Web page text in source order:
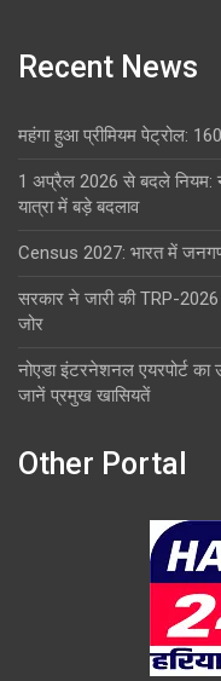
Recent News
महंगा हुआ प्रीमियम पेट्रोल:
1 अप्रैल 2026 से बदले नियम:
यात्रा में बड़े बदलाव
Census 2027: भारत में
सरकार ने जारी की TRP-
जोर
नोएडा इंटरनेशनल एयरपोर्ट का
जानें प्रमुख खासियतें
Other Portal